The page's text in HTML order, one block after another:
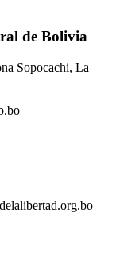
de Bolivia
Sopocachi, La